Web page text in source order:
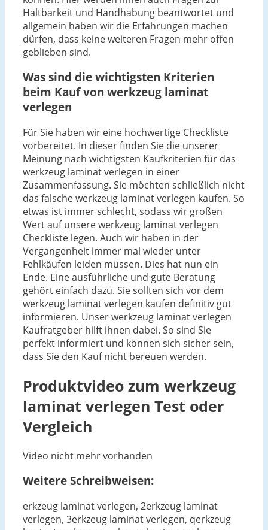
Haltbarkeit und Handhabung beantwortet und
allgemein haben wir die Erfahrungen machen
dürfen, dass keine weiteren Fragen mehr offen
geblieben sind.
Was sind die wichtigsten Kriterien
beim Kauf von werkzeug laminat
verlegen
Für Sie haben wir eine hochwertige Checkliste
vorbereitet. In dieser finden Sie die unserer
Meinung nach wichtigsten Kaufkriterien für das
werkzeug laminat verlegen in einer
Zusammenfassung. Sie möchten schließlich nicht
das falsche werkzeug laminat verlegen kaufen. So
etwas ist immer schlecht, sodass wir großen
Wert auf unsere werkzeug laminat verlegen
Checkliste legen. Auch wir haben in der
Vergangenheit immer mal wieder unter
Fehlkäufen leiden müssen. Dies hat nun ein
Ende. Eine ausführliche und gute Beratung
gehört einfach dazu. Sie sollten sich vor dem
werkzeug laminat verlegen kaufen definitiv gut
informieren. Unser werkzeug laminat verlegen
Kaufratgeber hilft ihnen dabei. So sind Sie
perfekt informiert und können sich sicher sein,
dass Sie den Kauf nicht bereuen werden.
Produktvideo zum werkzeug
laminat verlegen Test oder
Vergleich
Video nicht mehr vorhanden
Weitere Schreibweisen:
erkzeug laminat verlegen, 2erkzeug laminat
verlegen, 3erkzeug laminat verlegen, qerkzeug